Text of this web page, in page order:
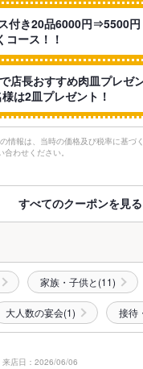
付き20品6000円⇒5500円
コース！！
店長おすすめ肉皿プレゼ
は2皿プレゼント！
情報は、当時の価格及び税率に基づ
わせください。
すべてのクーポンを見る
家族・子供と(11)
大人数の宴会(1) 接待
来店日：2026/06/06